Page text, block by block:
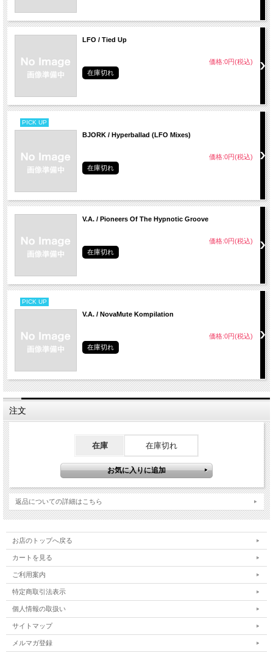
LFO / Tied Up
価格:0円(税込)
在庫切れ
PICK UP
BJORK / Hyperballad (LFO Mixes)
価格:0円(税込)
在庫切れ
V.A. / Pioneers Of The Hypnotic Groove
価格:0円(税込)
在庫切れ
PICK UP
V.A. / NovaMute Kompilation
価格:0円(税込)
在庫切れ
注文
在庫 在庫切れ
返品についての詳細はこちら
お店のトップへ戻る
カートを見る
ご利用案内
特定商取引法表示
個人情報の取扱い
サイトマップ
メルマガ登録